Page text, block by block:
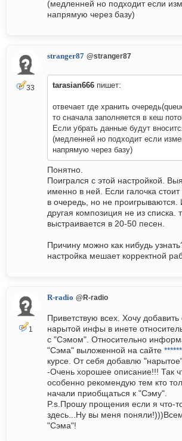
(медленней но подходит если
напрямую через базу)
33
stranger87 @stranger87
tarasian666 пишет:
отвечает где хранить
то сначала заполняется в кеш
Если убрать данные будут
(медленней но подходит если
напрямую через базу)
Понятно.
Поигрался с этой настройкой.
именно в ней. Если галочка
в очередь, но не проигрываются.
другая композиция не из списка.
выстраивается в 20-50 песен.
Причину можно как нибудь
настройка мешает корректной
1
R-radio @R-radio
Приветствую всех. Хочу
нарытой инфы в инете
с "Сэмом". Относительно
"Сэма" выложенной на сайте
курсе. От себя добавлю
-Очень хорошее описание!!! Так
особенно рекомендую тем кто
начали приобщаться к "Сэму".
P.s.Прошу прощения если я что-
здесь...Ну вы меня
"Сэма"!